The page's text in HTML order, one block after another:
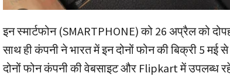
इन स्मार्टफोन (SMARTPHONE) को 26 अप्रैल को
साथ ही कंपनी ने भारत में इन दोनों फोन की बिक्री 5 मई
दोनों फोन कंपनी की वेबसाइट और Flipkart में उपलब्ध